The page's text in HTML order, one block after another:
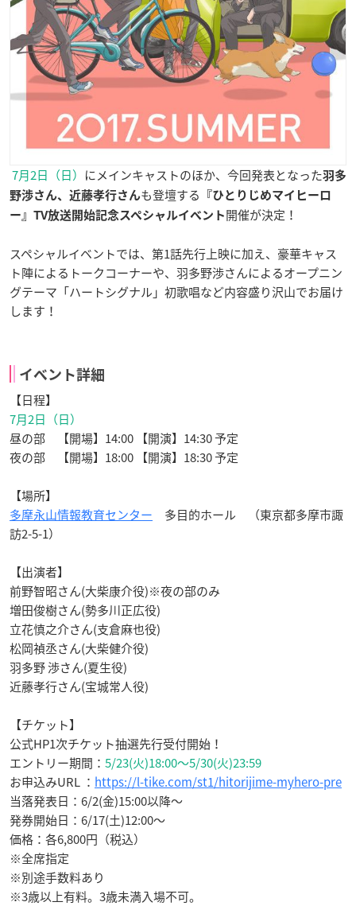
7月2日（日） にメインキャストのほか、今回発表となった羽多
野渉さん、近藤孝行さんも登壇する
『ひとりじめマイヒーロ
ー』TV放送開始記念スペシャルイベント 開催が決定！
スペシャルイベントでは、第1話先行上映に加え、豪華キャス
ト陣によるトークコーナーや、羽多野渉さんによるオープニン
グテーマ「ハートシグナル」初歌唱など内容盛り沢山でお届け
します！
イベント詳細
【日程】
7月2日（日）
昼の部 【開場】14:00 【開演】14:30 予定
夜の部 【開場】18:00 【開演】18:30 予定
【場所】
多摩永山情報教育センター 多目的ホール （東京都多摩市諏
訪2-5-1）
【出演者】
前野智昭さん(大柴康介役)※夜の部のみ
増田俊樹さん(勢多川正広役)
立花慎之介さん(支倉麻也役)
松岡禎丞さん(大柴健介役)
羽多野 渉さん(夏生役)
近藤孝行さん(宝城常人役)
【チケット】
公式HP1次チケット抽選先行受付開始！
エントリー期間： 5/23(火)18:00～5/30(火)23:59
お申込みURL ： https://l-tike.com/st1/hitorijime-myhero-pre
当落発表日：6/2(金)15:00以降～
発券開始日：6/17(土)12:00～
価格：各6,800円（税込）
※全席指定
※別途手数料あり
※3歳以上有料。3歳未満入場不可。